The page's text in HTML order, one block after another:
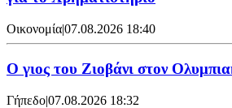
Οικονομία|07.08.2026 18:40
Ο γιος του Ζιοβάνι στον
Γήπεδο|07.08.2026 18:32